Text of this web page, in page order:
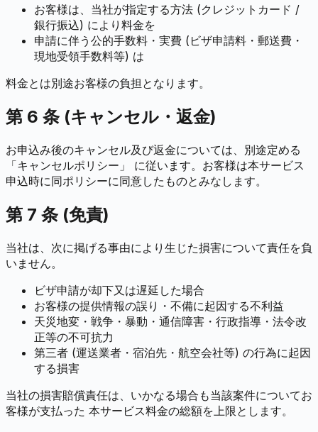
お客様は、当社が指定する方法 (クレジットカード /
銀行振込) により料金を
申請に伴う公的手数料・実費 (ビザ申請料・郵送費・
現地受領手数料等) は
料金とは別途お客様の負担となります。
第 6 条 (キャンセル・返金)
お申込み後のキャンセル及び返金については、別途定める
「キャンセルポリシー」 に従います。お客様は本サービス
申込時に同ポリシーに同意したものとみなします。
第 7 条 (免責)
当社は、次に掲げる事由により生じた損害について責任を負
いません。
ビザ申請が却下又は遅延した場合
お客様の提供情報の誤り・不備に起因する不利益
天災地変・戦争・暴動・通信障害・行政指導・法令改
正等の不可抗力
第三者 (運送業者・宿泊先・航空会社等) の行為に起因
する損害
当社の損害賠償責任は、いかなる場合も当該案件についてお
客様が支払った 本サービス料金の総額を上限とします。